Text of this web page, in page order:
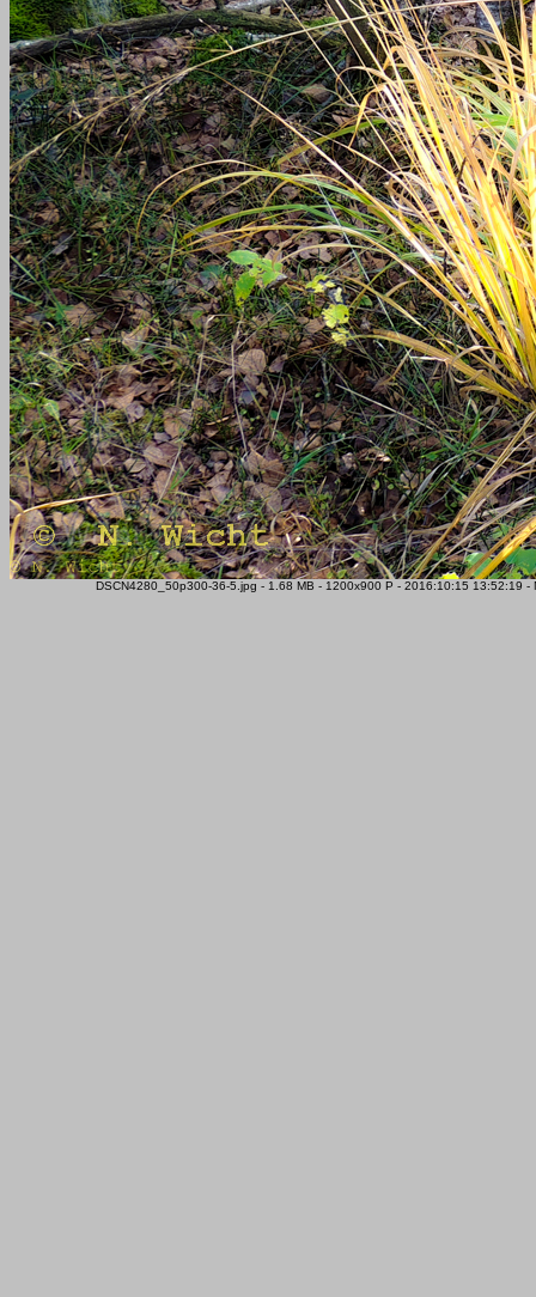
DSCN4280_50p300-36-5.jpg - 1.68 MB - 1200x900 P - 2016:10:15 13:52:19